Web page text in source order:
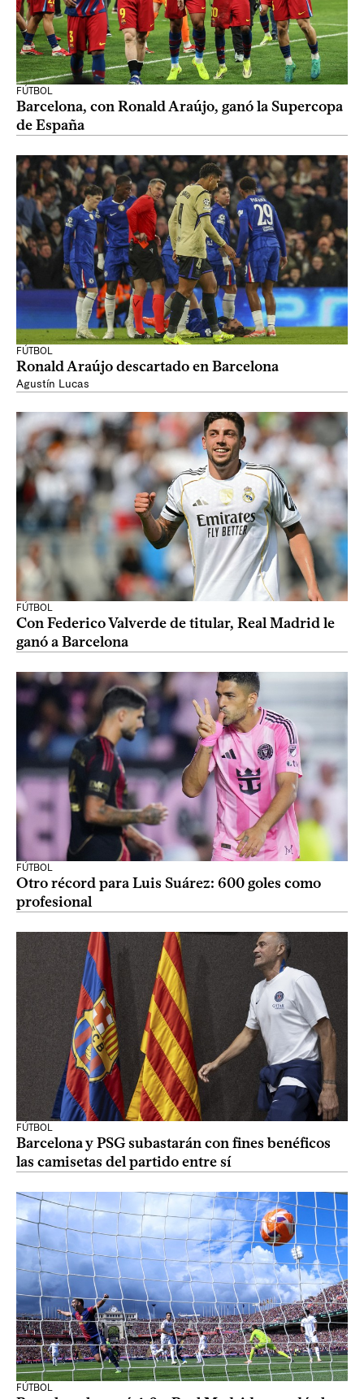
FÚTBOL
Barcelona, con Ronald Araújo, ganó la Supercopa
de España
FÚTBOL
Ronald Araújo descartado en Barcelona
Agustín Lucas
FÚTBOL
Con Federico Valverde de titular, Real Madrid le
ganó a Barcelona
FÚTBOL
Otro récord para Luis Suárez: 600 goles como
profesional
FÚTBOL
Barcelona y PSG subastarán con fines benéficos
las camisetas del partido entre sí
FÚTBOL